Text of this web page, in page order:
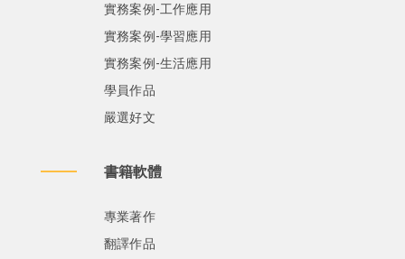
實務案例-工作應用
實務案例-學習應用
實務案例-生活應用
學員作品
嚴選好文
書籍軟體
專業著作
翻譯作品